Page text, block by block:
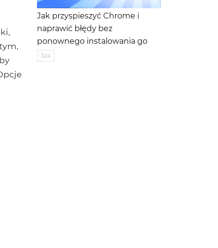
Jak przyspieszyć Chrome i
naprawić błędy bez
ponownego instalowania go
Jak